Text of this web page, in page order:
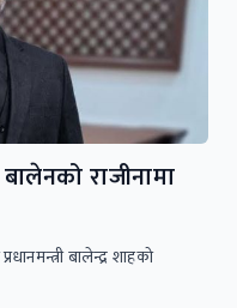
राजीनामा
बालेन्द्र शाहको